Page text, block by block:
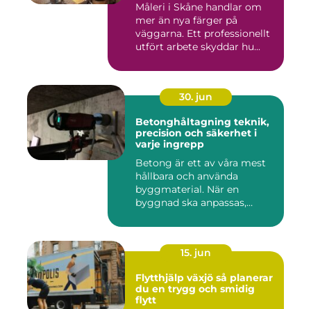
Måleri i Skåne handlar om
mer än nya färger på
väggarna. Ett professionellt
utfört arbete skyddar hu...
30. jun
Betonghåltagning teknik,
precision och säkerhet i
varje ingrepp
Betong är ett av våra mest
hållbara och använda
byggmaterial. När en
byggnad ska anpassas,
15. jun
Flytthjälp växjö så planerar
du en trygg och smidig
flytt